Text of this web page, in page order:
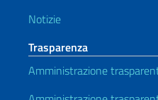
Notizie
Trasparenza
Amministrazione